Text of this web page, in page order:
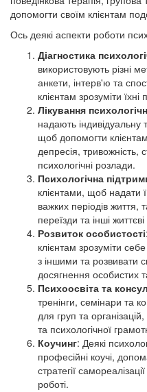
допомогти своїм клієнтам
Ось деякі аспекти роботи
Діагностика
використовують різні
анкети, інтерв'ю та
клієнтам зрозуміти
Лікування
надають індивідуальну
щоб допомогти
депресія, тривожність,
психологічні розлади.
Психологічна
клієнтами, щоб надати
важких періодів життя,
переїзди та інші життєві
Розвиток особистості
клієнтам зрозуміти
з іншими та розвивати
досягнення особистих
Психоосвіта та
тренінги, семінари та
для груп та
та психологічної
Коучинг: Деякі
професійні коучі,
стратегії
роботі.